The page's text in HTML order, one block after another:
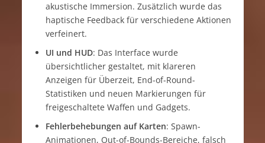
akustische Immersion. Zusätzlich wurde das
haptische Feedback für verschiedene Aktionen
verfeinert.
UI und HUD: Das Interface wurde
übersichtlicher gestaltet, mit klareren
Anzeigen für Überzeit, End-of-Round-
Statistiken und neuen Markierungen für
freigeschaltete Waffen und Gadgets.
Fehlerbehebungen auf Karten: Spawn-
Animationen, Out-of-Bounds-Bereiche, falsch